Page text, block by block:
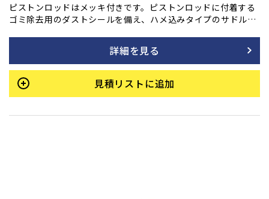
ピストンロッドはメッキ付きです。ピストンロッドに付着する
ゴミ除去用のダストシールを備え、ハメ込みタイプのサドルを
詳細を見る
見積リストに追加